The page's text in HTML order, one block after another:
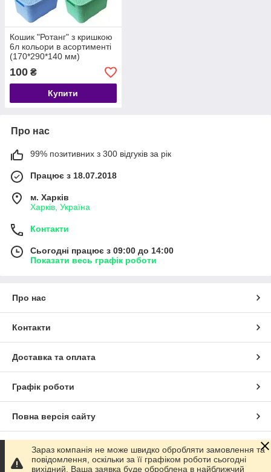
Кошик "Ротанг" з кришкою
6л кольори в асортименті
(170*290*140 мм)
100 ₴
Купити
Про нас
99% позитивних з 300 відгуків за рік
Працює з 18.07.2018
м. Харків
Харків, Україна
Контакти
Сьогодні працює з 09:00 до 14:00
Показати весь графік роботи
Про нас
Контакти
Доставка та оплата
Графік роботи
Повна версія сайту
Сайт створено на маркетплейсіProm.ua
Зараз компанія не може швидко обробляти замовлення та
повідомлення, оскільки за її графіком роботи сьогодні
вихідний. Ваша заявка буде оброблена в найближчий